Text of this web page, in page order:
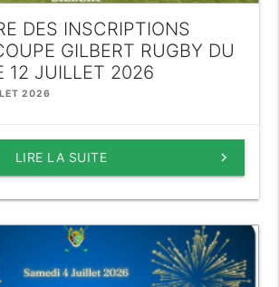
DES INSCRIPTIONS
GILBERT RUGBY DU
12 JUILLET 2026
2026
keyboard_arrow_right
LIRE LA SUITE